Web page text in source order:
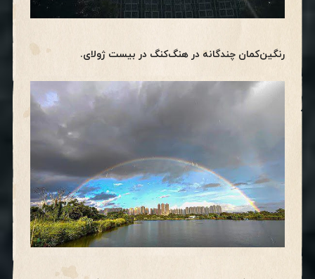
رنگین‌کمان چندگانه در هنگ‌کنگ در بیست ژولای.